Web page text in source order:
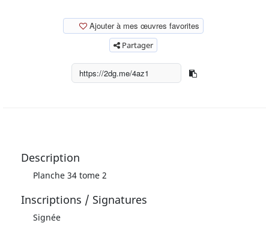
Ajouter à mes œuvres favorites
Partager
Description
Planche 34 tome 2
Inscriptions / Signatures
Signée